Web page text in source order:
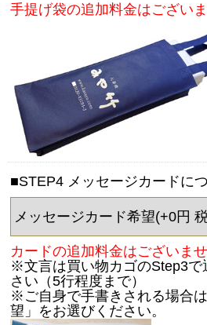
手提げ袋の追加料金はござい
■STEP4 メッセージカードに
カードの追加料金はございま
※文言は買い物カゴのStep3で
さい（5行程度まで）
※ご自身で手書きされる場合
望」をお選びください。